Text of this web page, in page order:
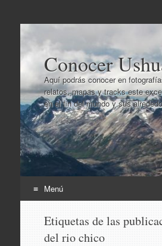
Conocer
Aquí podrás conocer en
relatos, mapas y tracks este
en el fin del mundo y sus
Menú
contenido
Etiquetas de las
del rio chico